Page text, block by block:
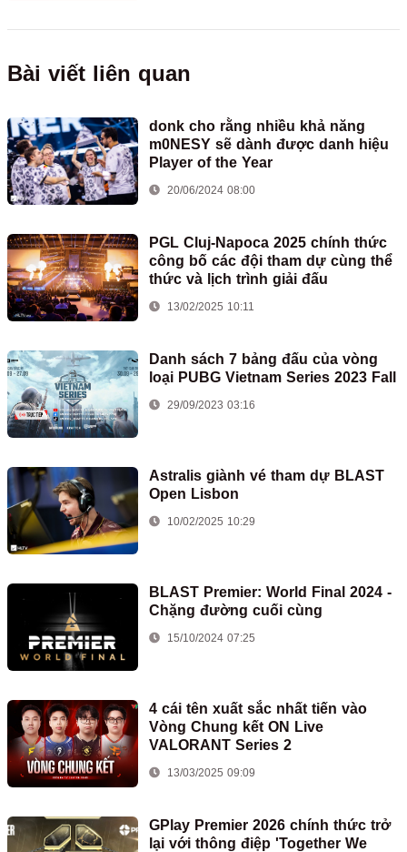
Bài viết liên quan
donk cho rằng nhiều khả năng
m0NESY sẽ dành được danh hiệu
Player of the Year
20/06/2024 08:00
PGL Cluj-Napoca 2025 chính thức
công bố các đội tham dự cùng thể
thức và lịch trình giải đấu
13/02/2025 10:11
Danh sách 7 bảng đấu của vòng
loại PUBG Vietnam Series 2023 Fall
29/09/2023 03:16
Astralis giành vé tham dự BLAST
Open Lisbon
10/02/2025 10:29
BLAST Premier: World Final 2024 -
Chặng đường cuối cùng
15/10/2024 07:25
4 cái tên xuất sắc nhất tiến vào
Vòng Chung kết ON Live
VALORANT Series 2
13/03/2025 09:09
GPlay Premier 2026 chính thức trở
lại với thông điệp 'Together We